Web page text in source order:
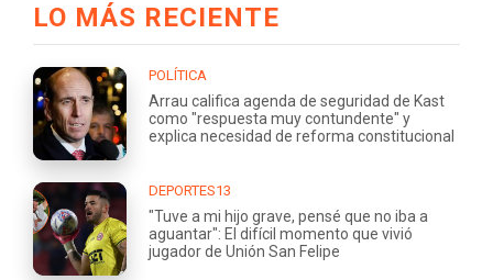
LO MÁS RECIENTE
POLÍTICA
Arrau califica agenda de seguridad de Kast
como "respuesta muy contundente" y
explica necesidad de reforma constitucional
DEPORTES13
"Tuve a mi hijo grave, pensé que no iba a
aguantar": El difícil momento que vivió
jugador de Unión San Felipe